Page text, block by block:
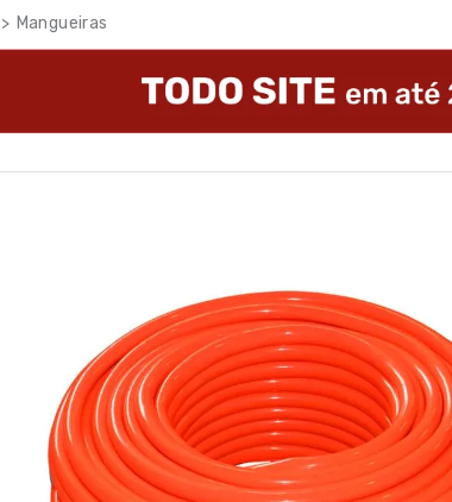
Mangueiras